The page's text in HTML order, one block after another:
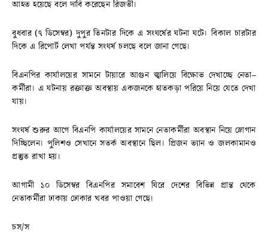
আহত হয়েছে বলে দাবি করেছেন রিজভী।
বুধবার (৭ ডিসেম্বর) দুপুর তিনটার দিকে এ সংঘর্ষের ঘটনা ঘটে। বিকাল চারটার
দিকে এ রিপোর্ট লেখা পর্যন্ত সংঘর্ষ চলছে বলে জানা গেছে।
বিএনপির কার্যালয়ের সামনে টায়ারে আগুন জ্বালিয়ে বিক্ষোভ দেখাচ্ছে নেতা–
কর্মীরা। এ ঘটনায় রক্তাক্ত অবস্থায় একজনকে হাতকড়া পরিয়ে নিয়ে যেতে দেখা
যায়।
সংঘর্ষ শুরুর আগে বিএনপি কার্যালয়ের সামনে নেতাকর্মীরা অবস্থান নিয়ে স্লোগান
দিচ্ছিলেন। পুলিশও সেখানে সতর্ক অবস্থানে ছিল। প্রিজন ভ্যান ও জলকামানও
প্রস্তুত রাখা হয়।
আগামী ১০ ডিসেম্বর বিএনপির সমাবেশ ঘিরে দেশের বিভিন্ন প্রান্ত থেকে
নেতাকর্মীরা ঢাকায় ঢোকার খবর পাওয়া গেছে।
চস/স